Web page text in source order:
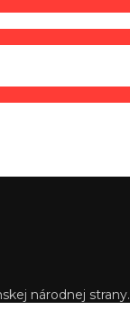
národnej strany.